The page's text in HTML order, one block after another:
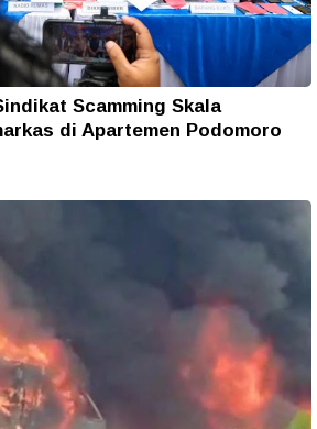
Scamming Skala
di Apartemen Podomoro